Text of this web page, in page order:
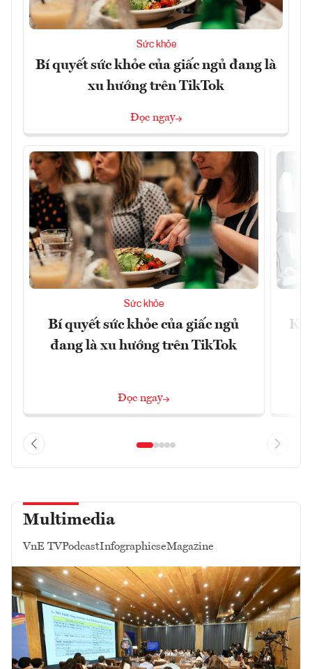
Sức khỏe
Bí quyết sức khỏe của giấc ngủ đang là
xu hướng trên TikTok
Đọc ngay
Sức khỏe
Bí quyết sức khỏe của giấc ngủ
đang là xu hướng trên TikTok
Đọc ngay
Multimedia
VnE TVPodcastInfographicseMagazine